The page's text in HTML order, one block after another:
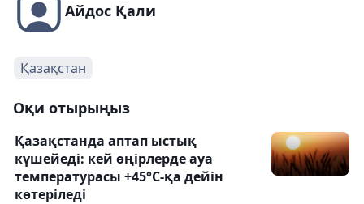
Айдос Қали
Қазақстан
Оқи отырыңыз
Қазақстанда аптап ыстық
күшейеді: кей өңірлерде ауа
температурасы +45°С-қа дейін
көтеріледі